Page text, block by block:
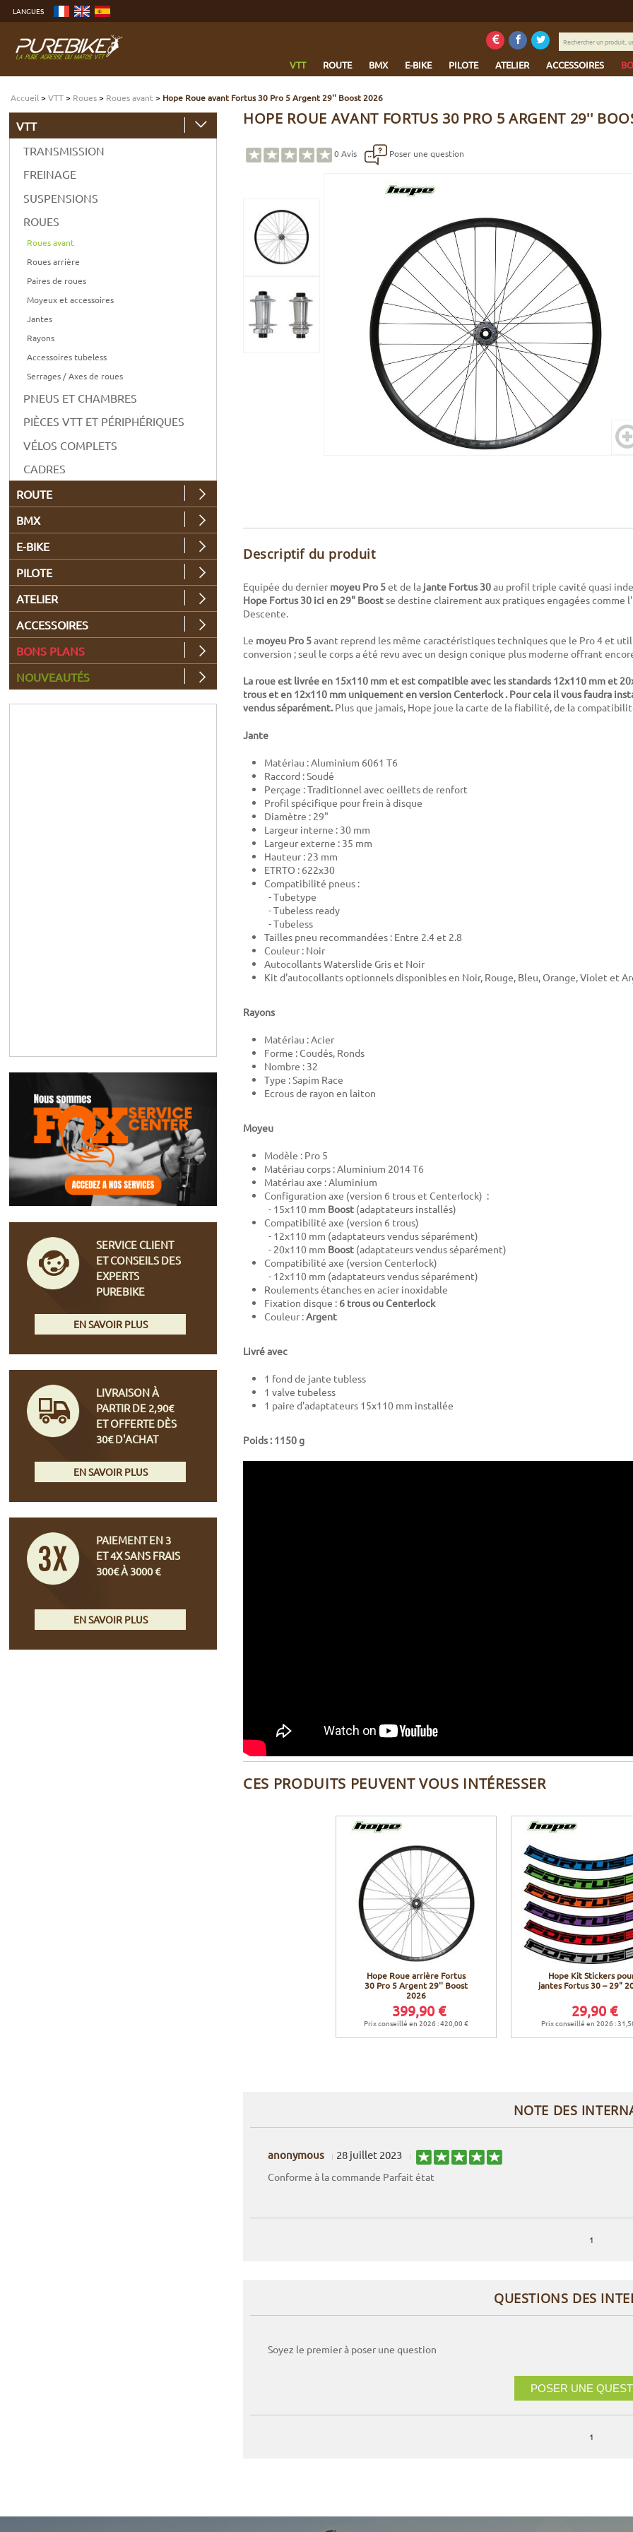
contenu
menu
Aller
LANGUES
VTT ROUTE BMX E-BIKE PILOTE ATELIER ACCESSOIRES
Rechercher
un
une
marque...
Accueil >VTT> Roues> Roues avant> Hope Roue avant Fortus 30 Pro 5 Argent 29'' Boost 2026
HOPE ROUE AVANT FORTUS 30 PRO 5 ARGENT 29''
0 Avis Poser une question
Descriptif du produit
Equipée du dernier moyeu Pro 5et de la jante Fortus 30au profil triple cavité quasi
Hope Fortus 30 ici en 29" Boostse destine clairement aux pratiques engagées comme
Descente.
Le moyeu Pro 5avant reprend les même caractéristiques techniques que le Pro 4 et
conversion ; seul le corps a été revu avec un design conique plus moderne offrant
La roue est livrée en 15x110 mm et est compatible avec les standards 12x110 mm et
trous et en 12x110 mm uniquement en version Centerlock . Pour cela il vous faudra
vendus séparément. Plus que jamais, Hope joue la carte de la fiabilité, de la
Jante
Matériau : Aluminium 6061 T6
Raccord : Soudé
Perçage : Traditionnel avec oeillets de renfort
Profil spécifique pour frein à disque
Diamètre : 29"
Largeur interne : 30 mm
Largeur externe : 35 mm
Hauteur : 23 mm
ETRTO : 622x30
Compatibilité pneus :
- Tubetype
- Tubeless ready
- Tubeless
Tailles pneu recommandées : Entre 2.4 et 2.8
Couleur : Noir
Autocollants Waterslide Gris et Noir
Kit d'autocollants optionnels disponibles en Noir, Rouge, Bleu, Orange, Violet et
Rayons
Matériau : Acier
Forme : Coudés, Ronds
Nombre : 32
Type : Sapim Race
Ecrous de rayon en laiton
Moyeu
Modèle : Pro 5
Matériau corps : Aluminium 2014 T6
Matériau axe : Aluminium
Configuration axe (version 6 trous et Centerlock) :
- 15x110 mm Boost (adaptateurs installés)
Compatibilité axe (version 6 trous)
- 12x110 mm (adaptateurs vendus séparément)
- 20x110 mm Boost (adaptateurs vendus séparément)
Compatibilité axe (version Centerlock)
- 12x110 mm (adaptateurs vendus séparément)
Roulements étanches en acier inoxidable
Fixation disque : 6 trous ou Centerlock
Couleur :Argent
Livré avec
1 fond de jante tubless
1 valve tubeless
1 paire d'adaptateurs 15x110 mm installée
Poids : 1150 g
CES PRODUITS PEUVENT VOUS INTÉRESSER
Hope Roue arrière Fortus
30 Pro 5 Argent 29'' Boost
2026
399,90 €
Prix conseillé en 2026 : 420,00 €
Hope Kit Stickers
jantes Fortus 30 – 29"
29,90 €
Prix conseillé en 2026 :
NOTE DES
anonymous 28 juillet 2023
Conforme à la commande Parfait état
1
QUESTIONS DES
Soyez le premier à poser une question
POSER UNE
1
VTT
TRANSMISSION
FREINAGE
SUSPENSIONS
ROUES
Roues avant
Roues arrière
Paires de roues
Moyeux et accessoires
Jantes
Rayons
Accessoires tubeless
Serrages / Axes de roues
PNEUS ET CHAMBRES
PIÈCES VTT ET PÉRIPHÉRIQUES
VÉLOS COMPLETS
CADRES
ROUTE
BMX
E-BIKE
PILOTE
ATELIER
ACCESSOIRES
BONS PLANS
NOUVEAUTÉS
SERVICE CLIENT
ET CONSEILS DES
EXPERTS
PUREBIKE
EN SAVOIR PLUS
LIVRAISON À
PARTIR DE 2,90€
ET OFFERTE DÈS
30€ D'ACHAT
EN SAVOIR PLUS
PAIEMENT EN 3
ET 4X SANS FRAIS
300€ À 3000 €
EN SAVOIR PLUS